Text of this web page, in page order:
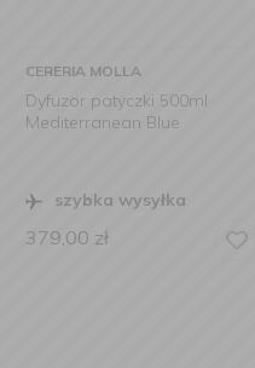
CERERIA MOLLA
Dyfuzor patyczki 500ml
Mediterranean Blue
szybka wysyłka
379,00 zł